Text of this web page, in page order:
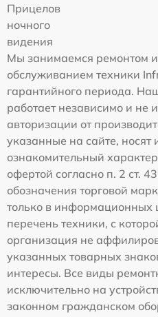
Прицелов
ночного
видения
Мы занимаемся ремонтом
обслуживанием техники
гарантийного периода.
работает независимо и не
авторизации от
указанные на сайте, носят
ознакомительный
офертой согласно п. 2 ст.
обозначения торговой
только в информационных
перечень техники, с
организация не
указанных товарных
интересы. Все виды
исключительно на
законном гражданском